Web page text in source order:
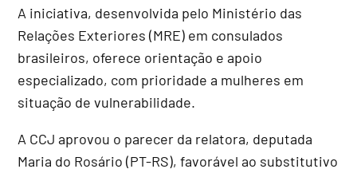
A iniciativa, desenvolvida pelo Ministério das
Relações Exteriores (MRE) em consulados
brasileiros, oferece orientação e apoio
especializado, com prioridade a mulheres em
situação de vulnerabilidade.
A CCJ aprovou o parecer da relatora, deputada
Maria do Rosário (PT-RS), favorável ao substitutivo